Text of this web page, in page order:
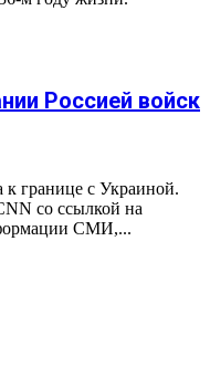
Россией войск
к границе с Украиной.
со ссылкой на
СМИ,...